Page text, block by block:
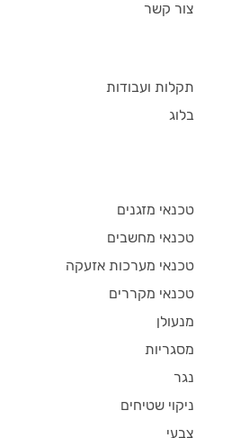
צור קשר
תקלות ועבודות
בלוג
טכנאי מזגנים
טכנאי מחשבים
טכנאי מערכות אזעקה
טכנאי מקררים
מנעולן
מסגריות
נגר
ניקוי שטיחים
צבעי